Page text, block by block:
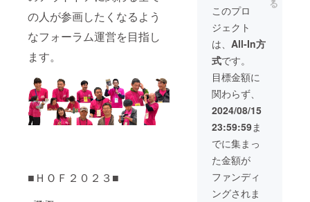
の⼈が参画したくなるよう
なフォーラム運営を⽬指し
ます。
■ＨＯＦ２０２３■
2024開
催期間
中
（2024
年11月
15日
（金）
～17日
（日）
） 掲載
方法：
文字の
み
前をご
記入く
ださ
い。
掲
載を辞
退され
る場合
は、辞
退とご
記入く
ださ
い。 掲
載期
間：北
海道ア
ウトド
ア
と寄付
金受領
書をお
送りし
ます。
イベン
ト当
日、会
場にお
名前を
掲示さ
せてい
ただき
ます。
※支援
時、必
ず備考
欄に掲
る
このプロ
ジェクト
は、 All-In方
式です。
目標金額に
関わらず、
2024/08/15
23:59:59ま
でに集まっ
た金額が
ファンディ
ングされま